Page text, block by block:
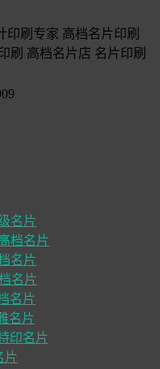
印刷专家 高档名片印刷
刷 高档名片店 名片印刷
名片
档名片
名片
名片
名片
名片
印名片
片